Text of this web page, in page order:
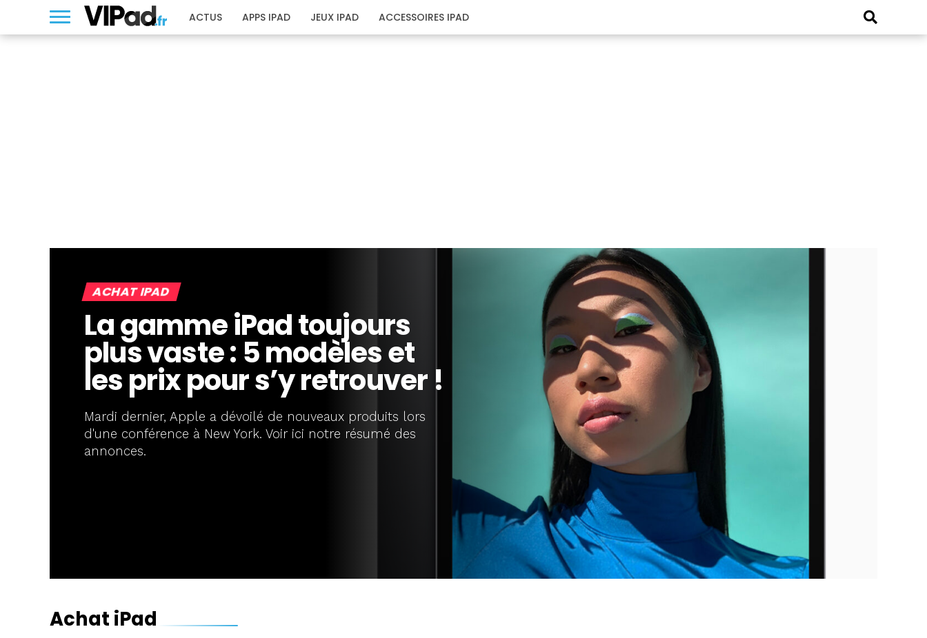
ACTUS APPS IPAD JEUX IPAD ACCESSOIRES IPAD
ACHAT IPAD
La gamme iPad toujours
plus vaste : 5 modèles et
les prix pour s’y retrouver !
Mardi dernier, Apple a dévoilé de nouveaux produits lors
d'une conférence à New York. Voir ici notre résumé des
annonces.
Achat iPad